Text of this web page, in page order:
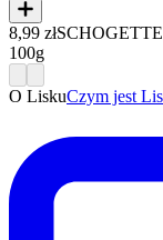
8,99 zł
100g
O LiskuCzym jest